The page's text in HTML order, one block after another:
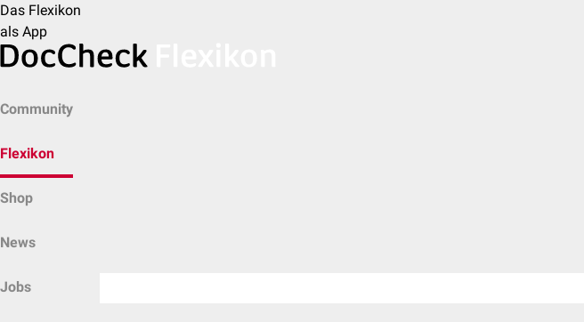
Das Flexikon
als App
Community
Flexikon
Shop
News
Jobs